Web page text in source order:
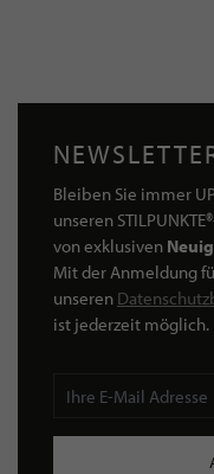
Bleiben Sie immer
unseren
von exklusiven
Mit der Anmeldung
unseren
ist jederzeit möglich.